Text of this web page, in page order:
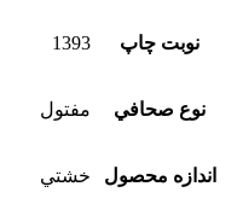
نوبت چاپ 1393
نوع صحافي مفتول
اندازه محصول خشتي